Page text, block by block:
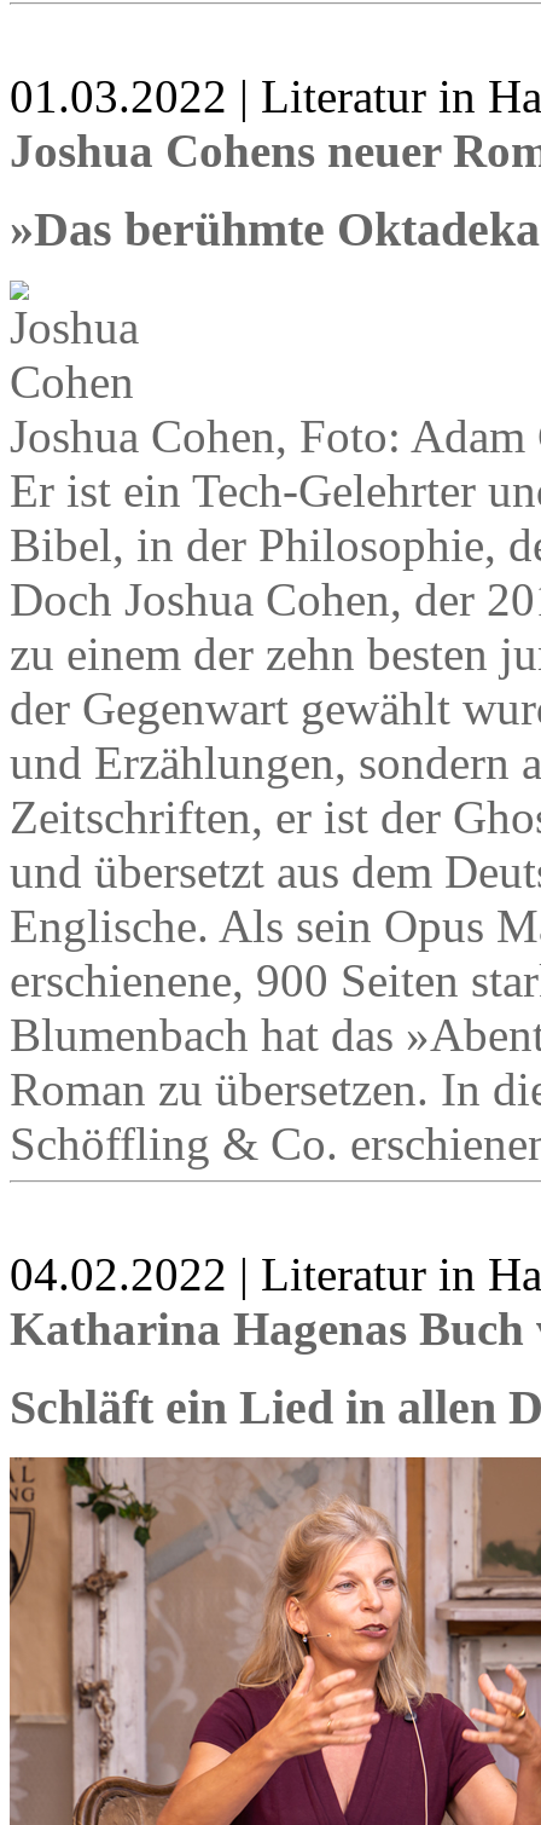
01.03.2022 | Literatur in
Joshua Cohens neuer
»Das berühmte
Joshua Cohen, Foto: Adam
Er ist ein Tech-Gelehrter
Bibel, in der Philosophie,
Doch Joshua Cohen, der
zu einem der zehn besten
der Gegenwart gewählt
und Erzählungen, sondern
Zeitschriften, er ist der
und übersetzt aus dem
Englische. Als sein Opus
erschienene, 900 Seiten
Blumenbach hat das
Roman zu übersetzen. In
Schöffling & Co.
04.02.2022 | Literatur in
Katharina Hagenas Buch
Schläft ein Lied in allen